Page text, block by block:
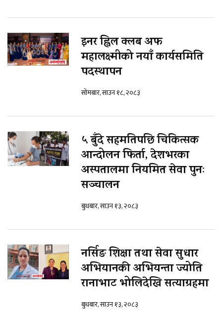
इनर ह्विल क्लब अफ
महालक्ष्मीको नयाँ कार्यसमिति
पदस्थापन
सोमबार, साउन १८, २०८३
५ बुँदे सहमतिपछि चिकित्सक
आन्दोलन फिर्ता, देशभरका
अस्पतालमा नियमित सेवा पुनः
सञ्चालन
बुधबार, साउन १३, २०८३
नर्सिङ शिक्षा तथा सेवा सुधार
अभियानकी अभियन्ता ज्योति
रानाभाट भोलिदेखि सत्याग्रहमा
बुधबार, साउन १३, २०८३